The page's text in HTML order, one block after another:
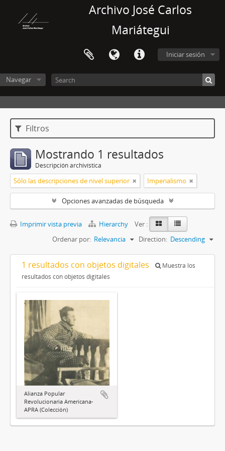
Archivo José Carlos
Mariátegui
Iniciar sesión
Navegar
Filtros
Mostrando 1 resultados
Descripción archivística
Sólo las descripciones de nivel superior Imperialismo
Opciones avanzadas de búsqueda
Imprimir vista previa Hierarchy
Ver :
Ordenar por: Relevancia Direction: Descending
1 resultados con objetos digitales
Muestra los
resultados con objetos digitales
Alianza Popular
Revolucionaria Americana-
APRA (Colección)